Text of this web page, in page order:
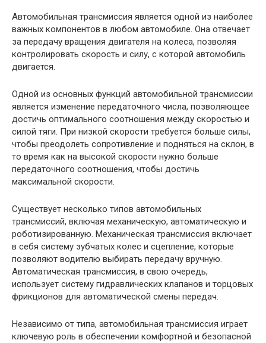
Автомобильная трансмиссия является одной из наиболее
важных компонентов в любом автомобиле. Она отвечает
за передачу вращения двигателя на колеса, позволяя
контролировать скорость и силу, с которой автомобиль
двигается.
Одной из основных функций автомобильной трансмиссии
является изменение передаточного числа, позволяющее
достичь оптимального соотношения между скоростью и
силой тяги. При низкой скорости требуется больше силы,
чтобы преодолеть сопротивление и подняться на склон, в
то время как на высокой скорости нужно больше
передаточного соотношения, чтобы достичь
максимальной скорости.
Существует несколько типов автомобильных
трансмиссий, включая механическую, автоматическую и
роботизированную. Механическая трансмиссия включает
в себя систему зубчатых колес и сцепление, которые
позволяют водителю выбирать передачу вручную.
Автоматическая трансмиссия, в свою очередь,
использует систему гидравлических клапанов и торцовых
фрикционов для автоматической смены передач.
Независимо от типа, автомобильная трансмиссия играет
ключевую роль в обеспечении комфортной и безопасной